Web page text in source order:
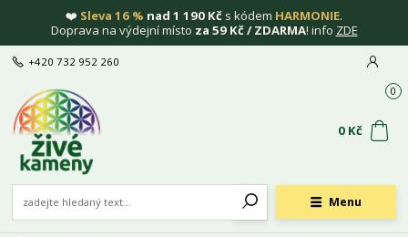
❤️ Sleva 16 % nad 1 190 Kč s kódem HARMONIE.
Doprava na výdejní místo za 59 Kč / ZDARMA! info ZDE
Menu
+420 732 952 260
0
0 Kč